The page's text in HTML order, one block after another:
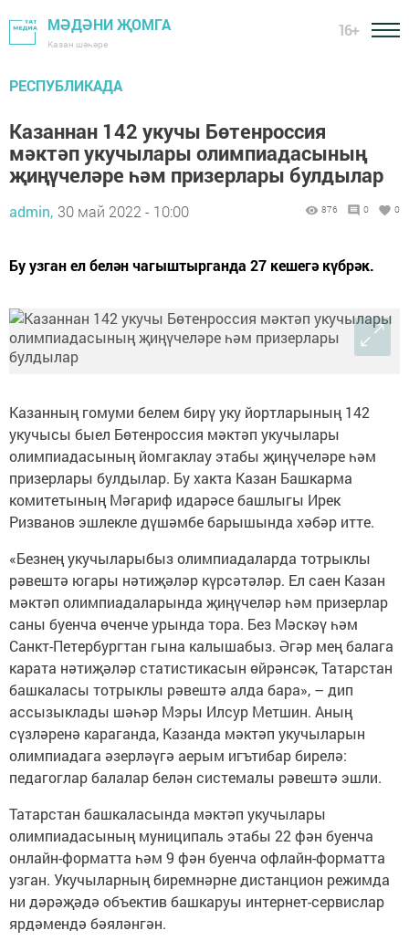
МӘДӘНИ ҖОМГА
Казан шәһәре
16+
РЕСПУБЛИКАДА
Казаннан 142 укучы Бөтенроссия
мәктәп укучылары олимпиадасының
җиңүчеләре һәм призерлары булдылар
admin, 30 май 2022 - 10:00 876 0 0
Бу узган ел белән чагыштырганда 27 кешегә күбрәк.
Казанның гомуми белем бирү уку йортларының 142
укучысы быел Бөтенроссия мәктәп укучылары
олимпиадасының йомгаклау этабы җиңүчеләре һәм
призерлары булдылар. Бу хакта Казан Башкарма
комитетының Мәгариф идарәсе башлыгы Ирек
Ризванов эшлекле дүшәмбе барышында хәбәр итте.
«Безнең укучыларыбыз олимпиадаларда тотрыклы
рәвештә югары нәтиҗәләр күрсәтәләр. Ел саен Казан
мәктәп олимпиадаларында җиңүчеләр һәм призерлар
саны буенча өченче урында тора. Без Мәскәү һәм
Санкт-Петербургтан гына калышабыз. Әгәр мең балага
карата нәтиҗәләр статистикасын өйрәнсәк, Татарстан
башкаласы тотрыклы рәвештә алда бара», – дип
ассызыклады шәһәр Мэры Илсур Метшин. Аның
сүзләренә караганда, Казанда мәктәп укучыларын
олимпиадага әзерләүгә аерым игътибар бирелә:
педагоглар балалар белән системалы рәвештә эшли.
Татарстан башкаласында мәктәп укучылары
олимпиадасының муниципаль этабы 22 фән буенча
онлайн-форматта һәм 9 фән буенча офлайн-форматта
узган. Укучыларның биремнәрне дистанцион режимда
ни дәрәҗәдә объектив башкаруы интернет-сервислар
ярдәмендә бәяләнгән.